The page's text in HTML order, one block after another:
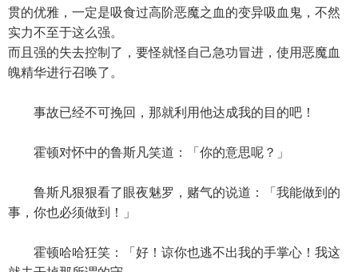
贯的优雅，一定是吸食过高阶恶魔之血的变异吸血鬼，不然
实力不至于这么强。
而且强的失去控制了，要怪就怪自己急功冒进，使用恶魔血
魄精华进行召唤了。
事故已经不可挽回，那就利用他达成我的目的吧！
霍顿对怀中的鲁斯凡笑道：「你的意思呢？」
鲁斯凡狠狠看了眼夜魅罗，赌气的说道：「我能做到的
事，你也必须做到！」
霍顿哈哈狂笑：「好！谅你也逃不出我的手掌心！我这